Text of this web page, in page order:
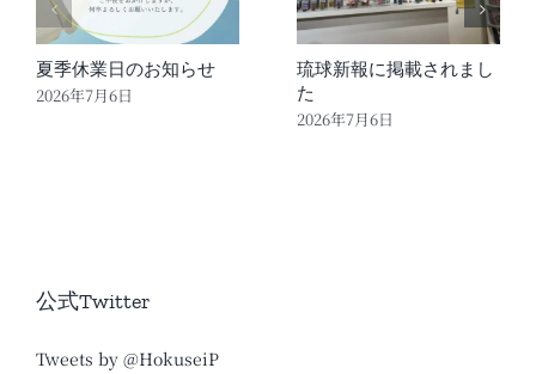
夏季休業日のお知らせ
2026年7月6日
琉球新報に掲載されまし
た
2026年7月6日
公式Twitter
Tweets by @HokuseiP